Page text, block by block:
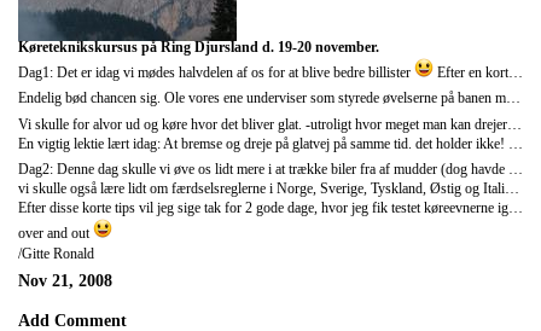
Køreteknikskursus på Ring Djursland d. 19-20 november.
Dag1: Det er idag vi mødes halvdelen af os for at blive bedre billister
Efter en kort genopfriskning af hvordan en bil fungerer var vi klar til at sætte os ud i bilerne, to og to i hver bil, der var lagt op til sjov allerede for start. Vi fik alle en walkie talkie med i bilerne... der gik ikke længe inden det krasede i fingerne for at sige noget sjovt over walkien... vi testede vores evner til at bremse på glat og tør vej, reaktionstid, bremselængde og styre uden om de forhindringer som kom op af vejen.
Endelig bød chancen sig. Ole vores ene underviser som styrede øvelserne på banen med hård hånd var af og til svær at forstå. Så jeg greb walkien i bedste amerikansk film stil: "huston we have a problem, vi kan ikke høre dig i vogn 2, jeg gentager vi kan ikke høre dig. over"
Dag2: Denne dag skulle vi øve os lidt mere i at trække biler fra af mudder (dog havde vi kørt bilerne derud men vilje denne gang
vi skulle også lære lidt om færdselsreglerne i Norge, Sverige, Tyskland, Østig og Italien. Da italien i dette forum er mest aktuelt vil jeg da lige kort nævne et par ting som kan komme gæster som selv kører til Italien til gode. Hastigheder: byer: 50 km/t. landevej: 90 km/t. mortorvej 130 km/t. hvis ikke andet er angivet selvfølgeligt. Promillegrænsen er 0,5 som i Danmark. I bjergområderne kan snekæder bliver opbudt.
Efter disse korte tips vil jeg sige tak for 2 gode dage, hvor jeg fik testet køreevnerne igen i lukkede omgivelser. Glæder mig til snart at komme ned i bjergene og sneen og gæsterne begynder at dukke op.
over and out
/Gitte Ronald
Nov 21, 2008
Add Comment